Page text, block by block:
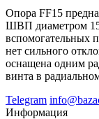
Опора FF15
ШВП диаметром
вспомогательных
нет сильного
оснащена одним
винта в
Telegram
Информация